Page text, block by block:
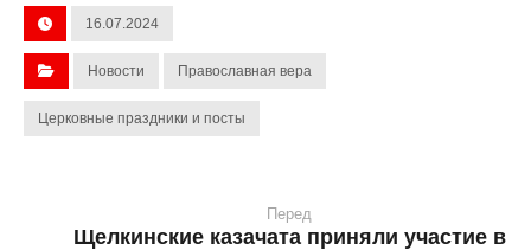
16.07.2024
Новости Православная вера
Церковные праздники и посты
Перед
Щелкинские казачата приняли участие в